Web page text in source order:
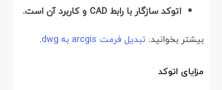
اتوکد سازگار با رابط
و کاربرد آن است.
بیشتر بخوانید: تبدیل فرمت arcgis به dwg .
مزایای اتوکد